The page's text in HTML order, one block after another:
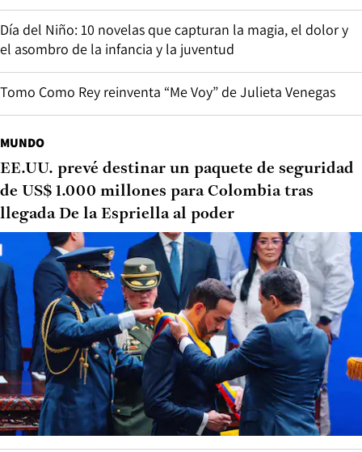
Día del Niño: 10 novelas que capturan la magia, el dolor y
el asombro de la infancia y la juventud
Tomo Como Rey reinventa “Me Voy” de Julieta Venegas
MUNDO
EE.UU. prevé destinar un paquete de seguridad
de US$ 1.000 millones para Colombia tras
llegada De la Espriella al poder